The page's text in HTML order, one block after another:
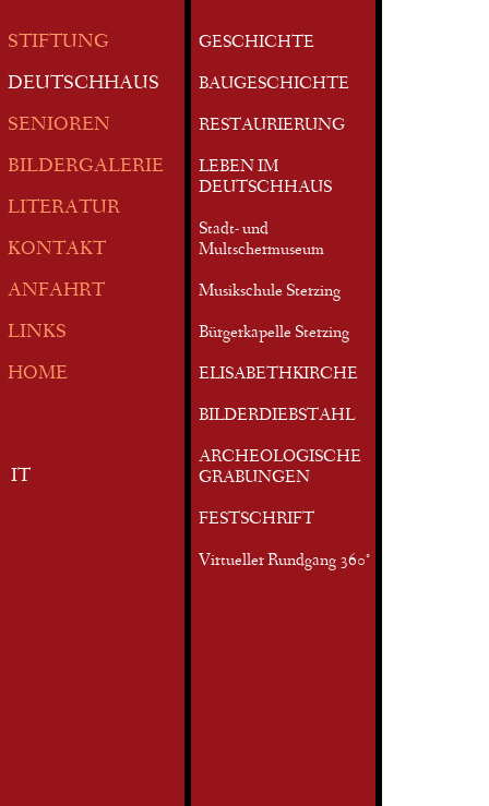
STIFTUNG
DEUTSCHHAUS
SENIOREN
BILDERGALERIE
LITERATUR
KONTAKT
ANFAHRT
LINKS
HOME
IT
GESCHICHTE
BAUGESCHICHTE
RESTAURIERUNG
LEBEN IM
DEUTSCHHAUS
Stadt- und
Multschermuseum
Musikschule Sterzing
Bürgerkapelle Sterzing
ELISABETHKIRCHE
BILDERDIEBSTAHL
ARCHEOLOGISCHE
GRABUNGEN
FESTSCHRIFT
Virtueller Rundgang 360°